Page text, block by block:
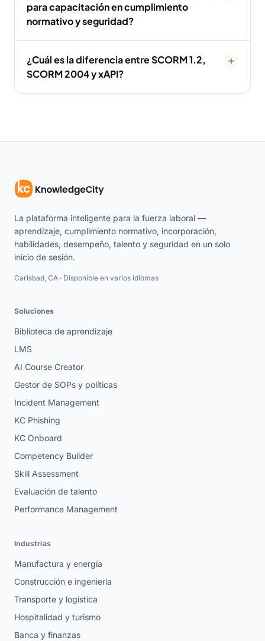
para capacitación en cumplimiento
normativo y seguridad?
¿Cuál es la diferencia entre SCORM 1.2,
SCORM 2004 y xAPI?
La plataforma inteligente para la fuerza laboral —
aprendizaje, cumplimiento normativo, incorporación,
habilidades, desempeño, talento y seguridad en un solo
inicio de sesión.
Carlsbad, CA · Disponible en varios idiomas
Soluciones
Biblioteca de aprendizaje
LMS
AI Course Creator
Gestor de SOPs y políticas
Incident Management
KC Phishing
KC Onboard
Competency Builder
Skill Assessment
Evaluación de talento
Performance Management
Industrias
Manufactura y energía
Construcción e ingeniería
Transporte y logística
Hospitalidad y turismo
Banca y finanzas